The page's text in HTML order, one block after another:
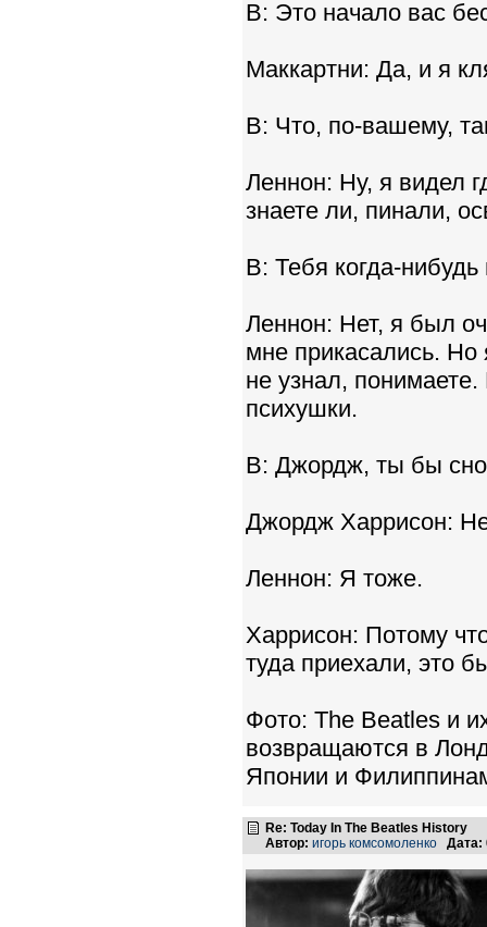
В: Это начало вас
Маккартни: Да, и я
В: Что, по-вашему,
Леннон: Ну, я видел
знаете ли, пинали,
В: Тебя когда-
Леннон: Нет, я был
мне прикасались.
не узнал,
психушки.
В: Джордж, ты бы
Джордж Харрисон:
Леннон: Я тоже.
Харрисон: Потому
туда приехали, это
Фото: The Beatles и
возвращаются в
Японии и
Re: Today In The Beatles History
Автор: игорь комсомоленко Дата: